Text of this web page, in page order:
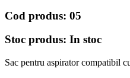
Cod produs: 05
Stoc produs: In stoc
Sac pentru aspirator compatibil